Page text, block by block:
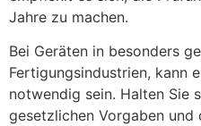
Jahre zu machen.
Bei Geräten in besonders
Fertigungsindustrien, kann
notwendig sein. Halten Sie
gesetzlichen Vorgaben und